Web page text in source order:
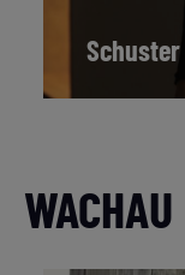
Schuster
WACHAU